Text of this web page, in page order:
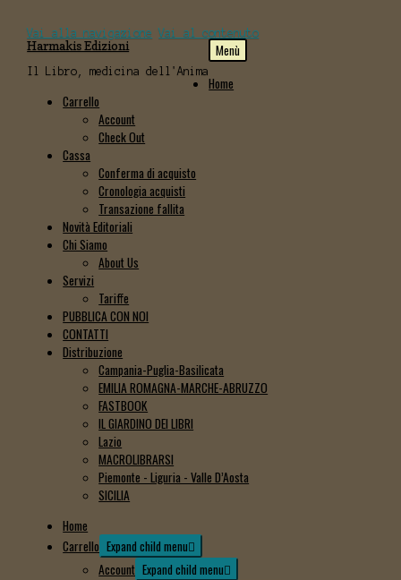
Vai alla navigazione Vai al contenuto
Harmakis Edizioni
Il Libro, medicina dell'Anima
Menù
Home
Carrello
Account
Check Out
Cassa
Conferma di acquisto
Cronologia acquisti
Transazione fallita
Novità Editoriali
Chi Siamo
About Us
Servizi
Tariffe
PUBBLICA CON NOI
CONTATTI
Distribuzione
Campania-Puglia-Basilicata
EMILIA ROMAGNA-MARCHE-ABRUZZO
FASTBOOK
IL GIARDINO DEI LIBRI
Lazio
MACROLIBRARSI
Piemonte - Liguria - Valle D’Aosta
SICILIA
Home
Carrello Expand child menu
Account Expand child menu